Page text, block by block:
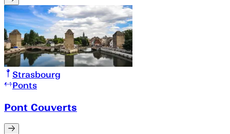
Strasbourg
Ponts
Pont Couverts